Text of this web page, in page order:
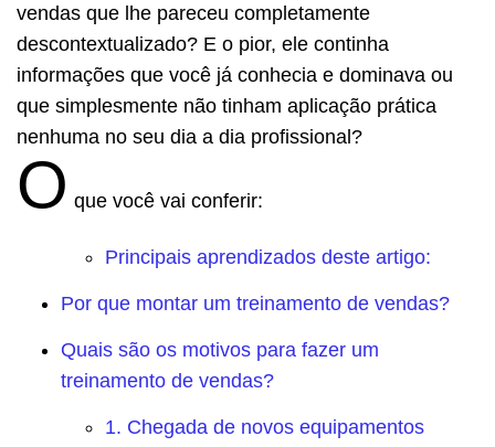
vendas que lhe pareceu completamente
descontextualizado? E o pior, ele continha
informações que você já conhecia e dominava ou
que simplesmente não tinham aplicação prática
nenhuma no seu dia a dia profissional?
O que você vai conferir:
Principais aprendizados deste artigo:
Por que montar um treinamento de vendas?
Quais são os motivos para fazer um
treinamento de vendas?
1. Chegada de novos equipamentos